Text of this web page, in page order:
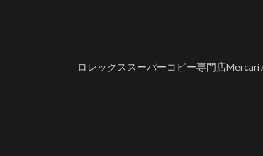
ロレックススーパーコピー専門店